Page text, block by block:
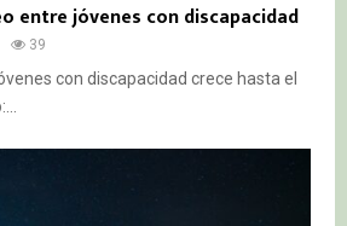
entre jóvenes con discapacidad
39
con discapacidad crece hasta el